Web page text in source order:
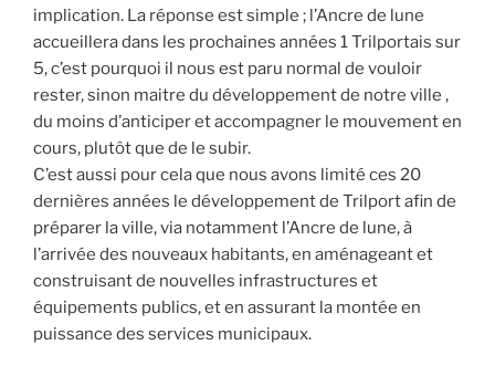
implication. La réponse est simple ; l’Ancre de lune
accueillera dans les prochaines années 1 Trilportais sur
5, c’est pourquoi il nous est paru normal de vouloir
rester, sinon maitre du développement de notre ville ,
du moins d’anticiper et accompagner le mouvement en
cours, plutôt que de le subir.
C’est aussi pour cela que nous avons limité ces 20
dernières années le développement de Trilport afin de
préparer la ville, via notamment l’Ancre de lune, à
l’arrivée des nouveaux habitants, en aménageant et
construisant de nouvelles infrastructures et
équipements publics, et en assurant la montée en
puissance des services municipaux.